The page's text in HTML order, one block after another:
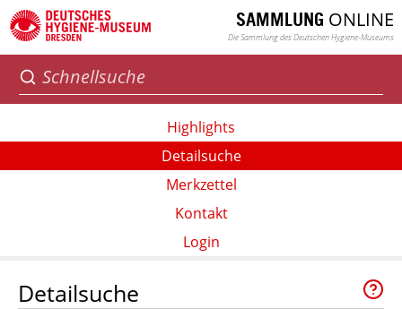
SAMMLUNG ONLINE
Die Sammlung des Deutschen Hygiene-Museums
Highlights
Detailsuche
Merkzettel
Kontakt
Login
Detailsuche